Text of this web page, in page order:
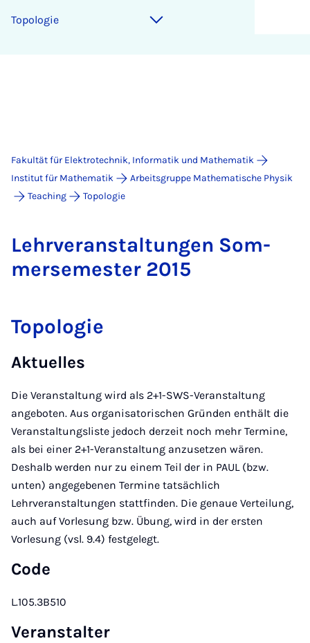
Topologie
Fakultät für Elektrotechnik, Informatik und Mathematik
Institut für Mathematik
Arbeitsgruppe Mathematische Physik
Teaching
Topologie
Lehr­ver­an­stal­tun­gen Som­
mer­se­mes­ter 2015
Topologie
Aktuelles
Die Veranstaltung wird als 2+1-SWS-Veranstaltung
angeboten. Aus organisatorischen Gründen enthält die
Veranstaltungsliste jedoch derzeit noch mehr Termine,
als bei einer 2+1-Veranstaltung anzusetzen wären.
Deshalb werden nur zu einem Teil der in PAUL (bzw.
unten) angegebenen Termine tatsächlich
Lehrveranstaltungen stattfinden. Die genaue Verteilung,
auch auf Vorlesung bzw. Übung, wird in der ersten
Vorlesung (vsl. 9.4) festgelegt.
Code
L.105.3B510
Veranstalter